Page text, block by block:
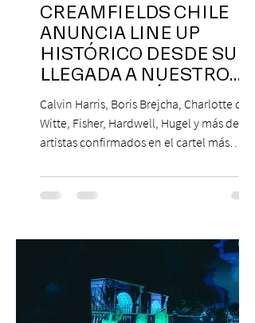
CREAMFIELDS CHILE
ANUNCIA LINE UP
HISTÓRICO DESDE SU
LLEGADA A NUESTRO
NUESTRO PAÍS
Calvin Harris, Boris Brejcha, Charlotte de
Witte, Fisher, Hardwell, Hugel y más de 85
artistas confirmados en el cartel más
Chile. 14 y 15 de noviembre de 2026, Club
Hípico de Santiago. Últimos Weekend
con venta a través de Puntoticket.com
Creamfields Chile, el festival de música
electrónica más importante del país,
revela oficialmente el Lineup de su edición
2026. Calvin Harris, Boris Bre